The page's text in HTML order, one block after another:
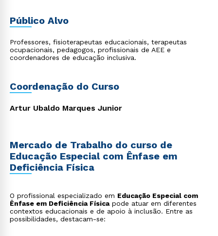
Público Alvo
Professores, fisioterapeutas educacionais, terapeutas
ocupacionais, pedagogos, profissionais de AEE e
coordenadores de educação inclusiva.
Coordenação do Curso
Artur Ubaldo Marques Junior
Mercado de Trabalho do curso de
Educação Especial com Ênfase em
Deficiência Física
O profissional especializado em Educação Especial com
Ênfase em Deficiência Físicapode atuar em diferentes
contextos educacionais e de apoio à inclusão. Entre as
possibilidades, destacam-se: